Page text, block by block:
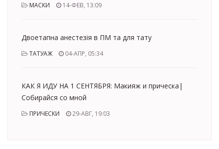
МАСКИ 14-ФЕВ, 13:09
Двоетапна анестезія в ПМ та для тату
ТАТУАЖ 04-АПР, 05:34
КАК Я ИДУ НА 1 СЕНТЯБРЯ: Макияж и прическа|
Собирайся со мной
ПРИЧЕСКИ 29-АВГ, 19:03